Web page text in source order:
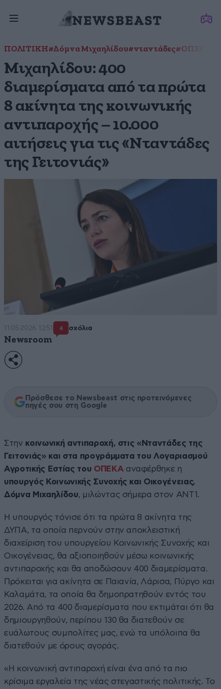
ΠΟΛΙΤΙΚΗ#Δόμνα Μιχαηλίδου#νταντάδες#ΟΠΕΚΑ
Μιχαηλίδου: 400
διαμερίσματα από τα πρώτα
8 ακίνητα της κοινωνικής
αντιπαροχής – 10.000
αιτήσεις για τις «Νταντάδες
της Γειτονιάς»
11·05·2026 12:51 4 σχόλια
Newsroom
Πρόσθεσε το Newsbeast στις προτεινόμενες
πηγές σου στη Google
Στην κοινωνική αντιπαροχή, στις «Νταντάδες της
Γειτονιάς» και στα προγράμματα του Λογαριασμού
Αγροτικής Εστίας του ΟΠΕΚΑ αναφέρθηκε η
υπουργός Κοινωνικής Συνοχής και Οικογένειας,
Δόμνα Μιχαηλίδου, μιλώντας σήμερα στον ΑΝΤ1.
Η υπουργός τόνισε ότι τα πρώτα 8 ακίνητα της
ΔΥΠΑ, τα οποία περνούν στην αποκλειστική
διαχείριση του υπουργείου Κοινωνικής Συνοχής και
Οικογένειας, θα αξιοποιηθούν μέσω κοινωνικής
αντιπαροχής και θα αποδώσουν 400 διαμερίσματα.
Πρόκειται για ακίνητα σε Παιανία, Λάρισα, Πύργο και
Καλαμάτα, τα οποία θα δημοπρατηθούν εντός του
2026. Από τα 400 διαμερίσματα που εκτιμάται ότι θα
δημιουργηθούν, περίπου 130 θα διατεθούν σε
ευάλωτους συμπολίτες μας, ενώ τα υπόλοιπα θα
διατεθούν με όρους αγοράς.
«Η κοινωνική αντιπαροχή είναι ένα από τα πιο
κρίσιμα εργαλεία της νέας στεγαστικής πολιτικής. Το